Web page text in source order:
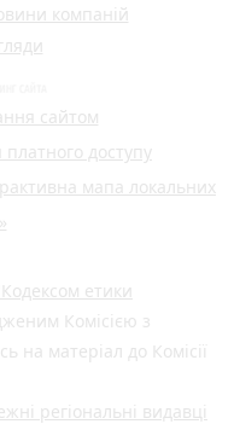
компаній
сайтом
доступу
мапа локальних
етики
Комісією з
на матеріал до Комісії
регіональні видавці